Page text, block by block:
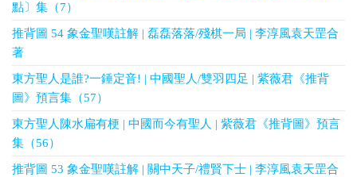
點〕集（7）
推背圖 54 象金聖嘆註解 | 磊磊落落/殘棋一局 | 李淳風袁天罡合
著
東方聖人是誰?一錘定音! | 中國聖人/雙羽四足 | 紫薇君《推背
圖》預言集（57）
東方聖人陳水扁有梗 | 中國而今有聖人 | 紫薇君《推背圖》預言
集（56）
推背圖 53 象金聖嘆註解 | 關中天子/禮賢下士 | 李淳風袁天罡合